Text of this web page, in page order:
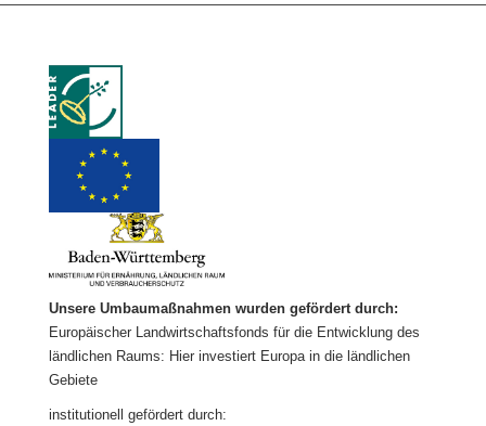
Unsere Umbaumaßnahmen wurden gefördert durch:
Europäischer Landwirtschaftsfonds für die Entwicklung des
ländlichen Raums: Hier investiert Europa in die ländlichen
Gebiete
institutionell gefördert durch: